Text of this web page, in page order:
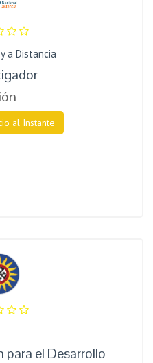
a Distancia
al Instante
para el Desarrollo